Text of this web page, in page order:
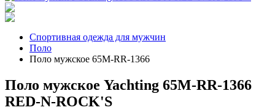
Спортивная одежда для мужчин
Поло
Поло мужское 65M-RR-1366
Поло мужское Yachting 65M-RR-1366
RED-N-ROCK'S